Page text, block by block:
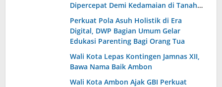
Dipercepat Demi Kedamaian di Tanah
Maluku
Perkuat Pola Asuh Holistik di Era
Digital, DWP Bagian Umum Gelar
Edukasi Parenting Bagi Orang Tua
Wali Kota Lepas Kontingen Jamnas XII,
Bawa Nama Baik Ambon
Wali Kota Ambon Ajak GBI Perkuat